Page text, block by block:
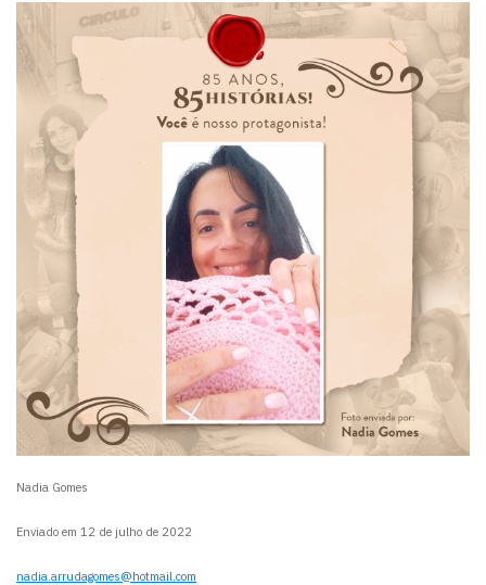
Nadia Gomes
Enviado em 12 de julho de 2022
nadia.arrudagomes@hotmail.com